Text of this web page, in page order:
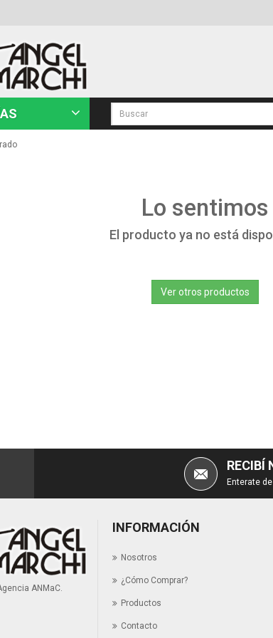
Lo sentimos
El producto ya no está
Ver otros productos
RECIBÍ
Enterate
ANMaC.
INFORMACIÓN
Nosotros
¿Cómo Comprar?
Productos
Contacto